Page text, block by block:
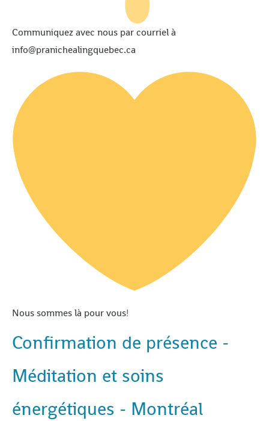
Communiquez avec nous par courriel à
info@pranichealingquebec.ca
Nous sommes là pour vous!
Confirmation de présence -
Méditation et soins
énergétiques - Montréal